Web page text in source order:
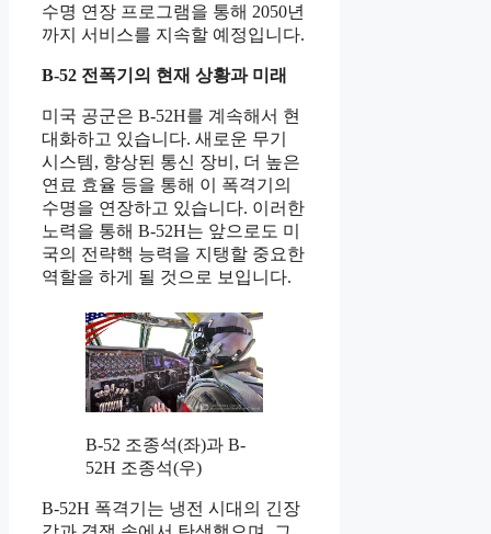
수명 연장 프로그램을 통해 2050년
까지 서비스를 지속할 예정입니다.
B-52 전폭기의 현재 상황과 미래
미국 공군은 B-52H를 계속해서 현
대화하고 있습니다. 새로운 무기
시스템, 향상된 통신 장비, 더 높은
연료 효율 등을 통해 이 폭격기의
수명을 연장하고 있습니다. 이러한
노력을 통해 B-52H는 앞으로도 미
국의 전략핵 능력을 지탱할 중요한
역할을 하게 될 것으로 보입니다.
B-52 조종석(좌)과 B-
52H 조종석(우)
B-52H 폭격기는 냉전 시대의 긴장